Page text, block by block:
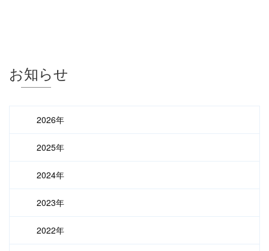
お知らせ
2026年
2025年
2024年
2023年
2022年